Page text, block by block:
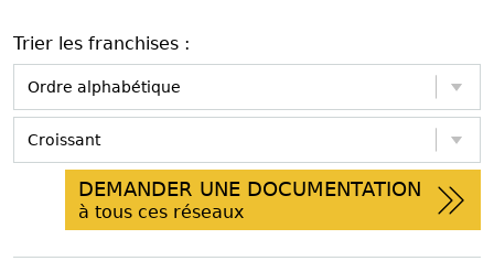
Trier les franchises :
DEMANDER UNE DOCUMENTATION
à tous ces réseaux